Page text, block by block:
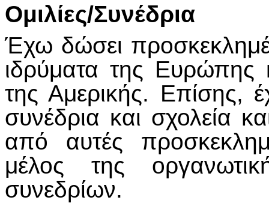
Ομιλίες/Συνέδρια
Έχω δώσει
ιδρύματα της Ευρώπης
της Αμερικής. Επίσης,
συνέδρια και σχολεία
από αυτές
μέλος της
συνεδρίων.